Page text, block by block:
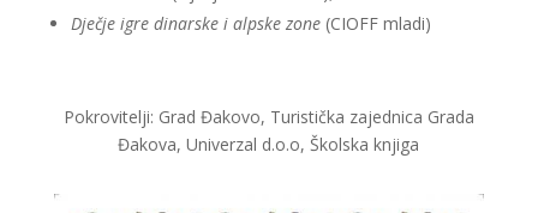
Dječje igre dinarske i alpske zone(CIOFF mladi)
Pokrovitelji: Grad Đakovo, Turistička zajednica Grada
Đakova, Univerzal d.o.o, Školska knjiga